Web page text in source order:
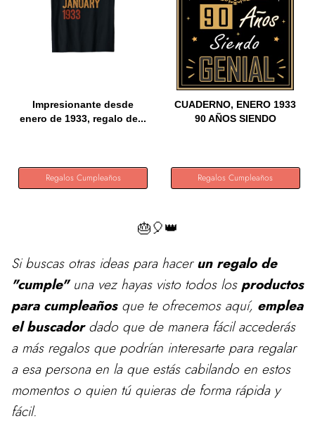
Impresionante desde
enero de 1933, regalo de...
Regalos Cumpleaños
CUADERNO, ENERO 1933
90 AÑOS SIENDO
Regalos Cumpleaños
🎂🎈👑
Si buscas otras ideas para hacerun regalo de
"cumple"una vez hayas visto todos los productos
para cumpleañosque te ofrecemos aquí, emplea
el buscadordado que de manera fácil accederás
a más regalos que podrían interesarte para regalar
a esa persona en la que estás cabilando en estos
momentos o quien tú quieras de forma rápida y
fácil.